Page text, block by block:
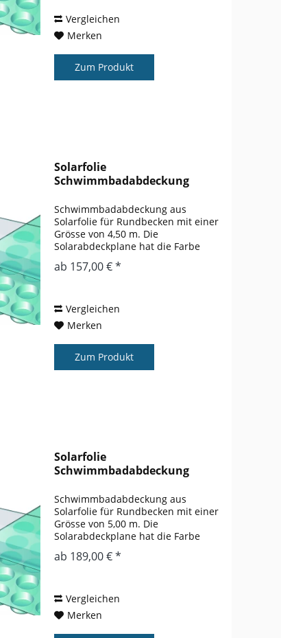
Vergleichen
Merken
Zum Produkt
Solarfolie
Schwimmbadabdeckung
Schwimmbadabdeckung aus
Solarfolie für Rundbecken mit einer
Grösse von 4,50 m. Die
Solarabdeckplane hat die Farbe
blau. Der Wärmegewinn gegenüber
einem nicht abgedeckten Pool liegt
ab 157,00 € *
Vergleichen
Merken
Zum Produkt
Solarfolie
Schwimmbadabdeckung
Schwimmbadabdeckung aus
Solarfolie für Rundbecken mit einer
Grösse von 5,00 m. Die
Solarabdeckplane hat die Farbe
blau. Der Wärmegewinn gegenüber
einem nicht abgedeckten Pool liegt
ab 189,00 € *
Vergleichen
Merken